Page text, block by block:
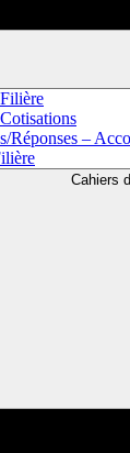
Réponses –
Cahiers